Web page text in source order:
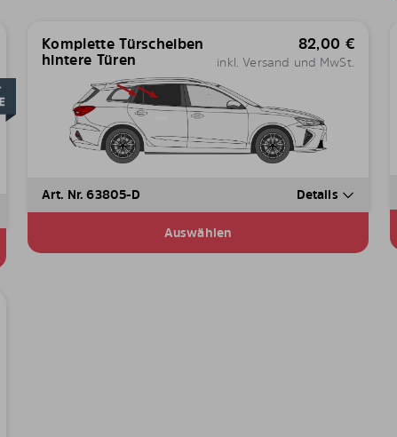
Komplette Türscheiben
hintere Türen
82,00 €
inkl. Versand und MwSt.
Art. Nr. 63805-D Details
Auswählen